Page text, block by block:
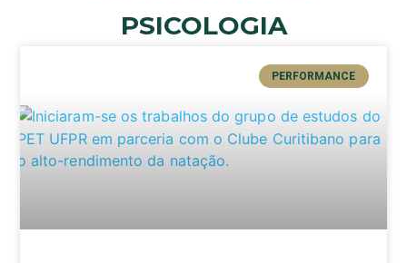
PSICOLOGIA
PERFORMANCE